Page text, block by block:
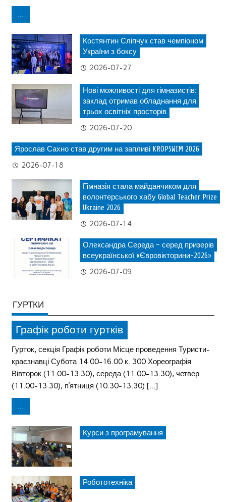
...
Костянтин Сліпчук став чемпіоном
України з боксу
2026-07-27
Нові можливості для гімназистів:
заклад отримав обладнання для
трьох освітніх просторів
2026-07-20
Ярослав Сахно став другим на запливі KROPSWIM 2026
2026-07-18
Гімназія стала майданчиком для
волонтерського хабу Global Teacher Prize
Ukraine 2026
2026-07-14
Олександра Середа – серед призерів
всеукраїнської «Євровікторини-2026»
2026-07-09
ГУРТКИ
Графік роботи гуртків
Гурток, секція Графік роботи Місце проведення Туристи-
краєзнавці Субота 14.00-16.00 к. 300 Хореографія
Вівторок (11.00-13.30), середа (11.00-13.30), четвер
(11.00-13.30), п’ятниця (10.30-13.30) […]
...
Курси з програмування
Робототехніка